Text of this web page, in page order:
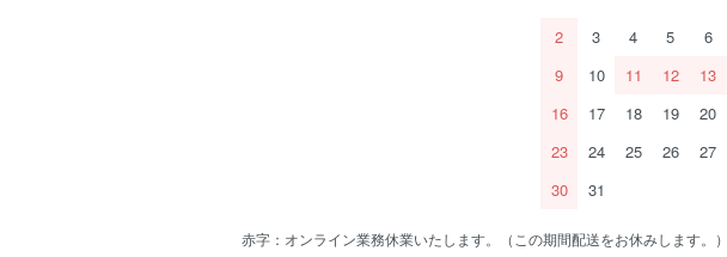
2
3 4 5 6
9
10 11 12 13
16
17 18 19 20
23
24 25 26 27
30
31
赤字：オンライン業務休業いたします。（この期間配送をお休みします。）